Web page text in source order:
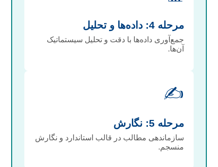
مرحله 4: داده‌ها و تحلیل
جمع‌آوری داده‌ها با دقت و تحلیل سیستماتیک
آن‌ها.
✍️
مرحله 5: نگارش
سازماندهی مطالب در قالب استاندارد و نگارش
منسجم.